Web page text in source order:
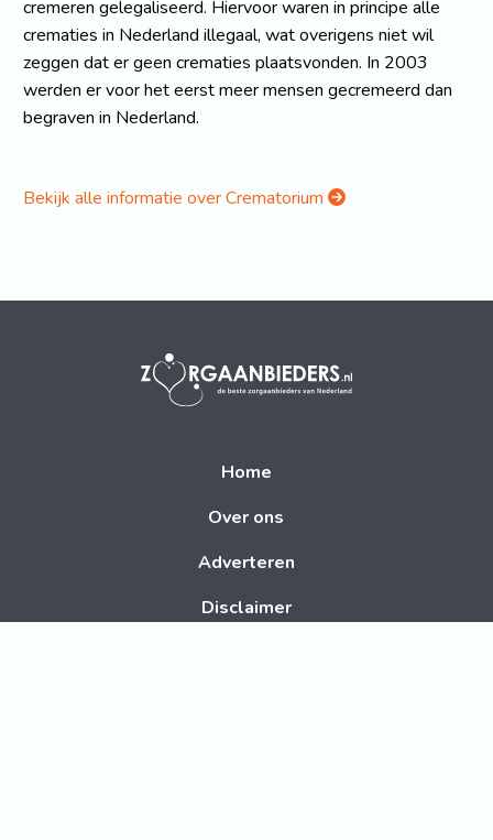
cremeren gelegaliseerd. Hiervoor waren in principe alle
crematies in Nederland illegaal, wat overigens niet wil
zeggen dat er geen crematies plaatsvonden. In 2003
werden er voor het eerst meer mensen gecremeerd dan
begraven in Nederland.
Bekijk alle informatie over Crematorium
Home
Over ons
Adverteren
Disclaimer